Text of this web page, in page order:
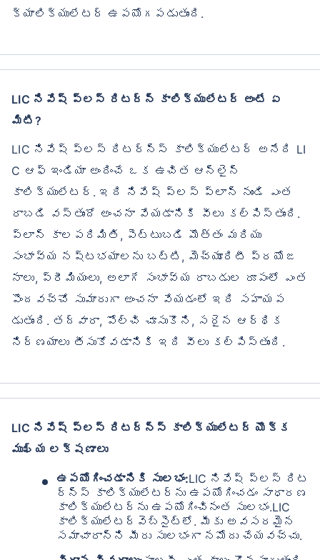
క్యాలిక్యులేటర్ ఉపయోగపడుతుంది.
LIC నివేష్ ప్లస్ రిటర్న్ కాలిక్యులేటర్ అంటే ఏ
మిటి?
LIC నివేష్ ప్లస్ రిటర్న్స్ కాలిక్యులేటర్ అనేది LI
C ఆఫ్ ఇండియా అందించే ఒక ఉచిత ఆన్‌లైన్
కాలిక్యులేటర్. ఇది నివేష్ ప్లస్ ప్లాన్ నుండి ఎంత
రాబడి వస్తుందో అంచనా వేయడానికి వీలు కల్పిస్తుంది.
ప్లాన్ కాలపరిమితి, పెట్టుబడి మొత్తం మరియు
సంభావ్య నష్టభయాలను బట్టి, మెచ్యూరిటీ ప్రయోజ
నాలు, ప్రీమియంలు, అలాగే సంభావ్య రాబడుల రూపంలో ఎంత
పొందవచ్చో సుమారుగా అంచనా వేయడంలో ఇది సహాయప
డుతుంది. తద్వారా, పోల్చి చూసుకొని, సరైన ఆర్థిక
నిర్ణయాలు తీసుకోవడానికి ఇది వీలు కల్పిస్తుంది.
LIC నివేష్ ప్లస్ రిటర్న్స్ కాలిక్యులేటర్ యొక్క
ముఖ్య లక్షణాలు
ఉపయోగించడానికి సులభం:LIC నివేష్ ప్లస్ రిట
ర్న్స్ కాలిక్యులేటర్‌ను ఉపయోగించడం సాధారణ
కాలిక్యులేటర్‌ను ఉపయోగించినంత సులభం.LIC
కాలిక్యులేటర్వెబ్‌సైట్‌లో. మీకు అవసరమైన
సమాచారాన్ని మీరు సులభంగా నమోదు చేయవచ్చు.